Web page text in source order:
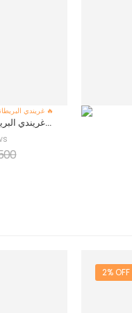
غريندي
2% OFF